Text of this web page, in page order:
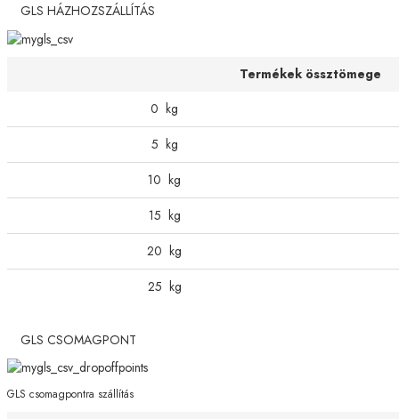
GLS HÁZHOZSZÁLLÍTÁS
Termékek össztömege
0 kg
5 kg
10 kg
15 kg
20 kg
25 kg
GLS CSOMAGPONT
GLS csomagpontra szállítás